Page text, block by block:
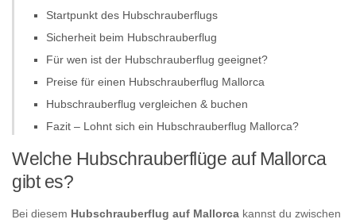
Startpunkt des Hubschrauberflugs
Sicherheit beim Hubschrauberflug
Für wen ist der Hubschrauberflug geeignet?
Preise für einen Hubschrauberflug Mallorca
Hubschrauberflug vergleichen & buchen
Fazit – Lohnt sich ein Hubschrauberflug Mallorca?
Welche Hubschrauberflüge auf Mallorca
gibt es?
Bei diesem Hubschrauberflug auf Mallorca kannst du zwischen